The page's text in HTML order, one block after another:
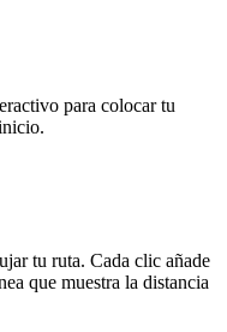
para colocar tu
tu ruta. Cada clic añade
que muestra la distancia